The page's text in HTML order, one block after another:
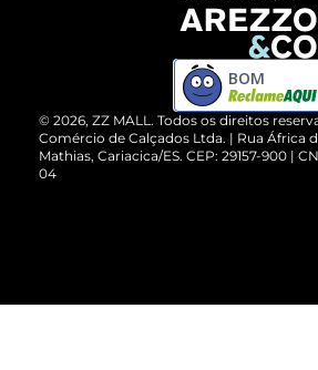
ZZ MALL é confiável
Cartão Presente
Vendas Corporativas
Devolução do Produto
Compre pelo WhatsApp
© 2026, ZZ MALL. Todos os direitos
Comércio de Calçados Ltda. | Rua África
Mathias, Cariacica/ES. CEP: 29157-900 |
04
BOM